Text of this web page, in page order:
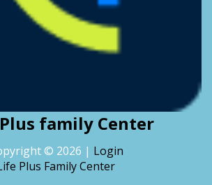
family Center
© 2026 | Login
Plus Family Center